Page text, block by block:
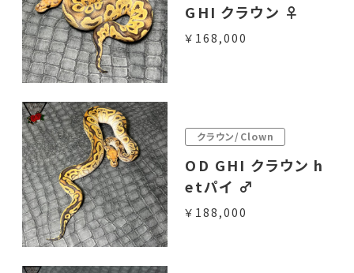
GHI クラウン ♀
￥168,000
クラウン/Clown
OD GHI クラウン h
etパイ ♂
￥188,000